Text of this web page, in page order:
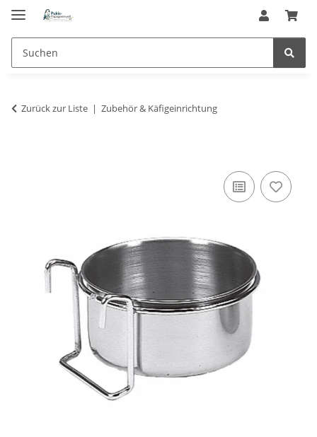
Zurück zur Liste Zubehör & Käfigeinrichtung